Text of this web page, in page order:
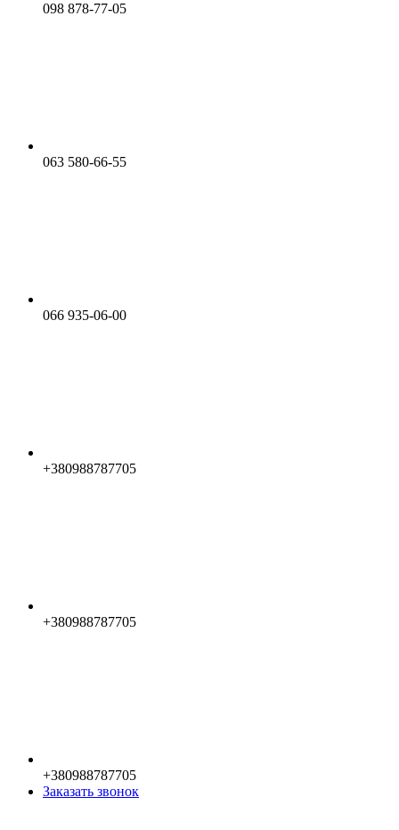
098 878-77-05
063 580-66-55
066 935-06-00
+380988787705
+380988787705
+380988787705
Заказать звонок